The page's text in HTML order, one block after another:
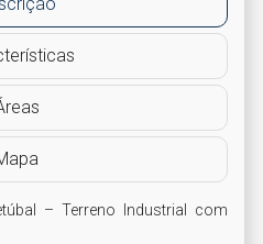
– Terreno Industrial com